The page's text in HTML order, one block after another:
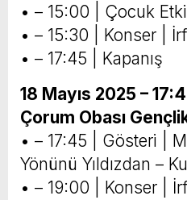
• – 15:00 | Çocuk
• – 15:30 | Konser |
• – 17:45 | Kapanış
18 Mayıs 2025 –
Çorum Obası
• – 17:45 | Gösteri |
Yönünü Yıldızdan –
• – 19:00 | Konser |